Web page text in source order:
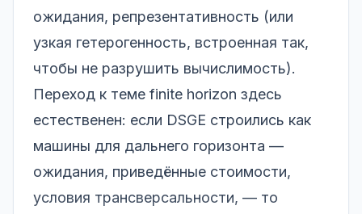
ожидания, репрезентативность (или
узкая гетерогенность, встроенная так,
чтобы не разрушить вычислимость).
Переход к теме finite horizon здесь
естественен: если DSGE строились как
машины для дальнего горизонта —
ожидания, приведённые стоимости,
условия трансверсальности, — то